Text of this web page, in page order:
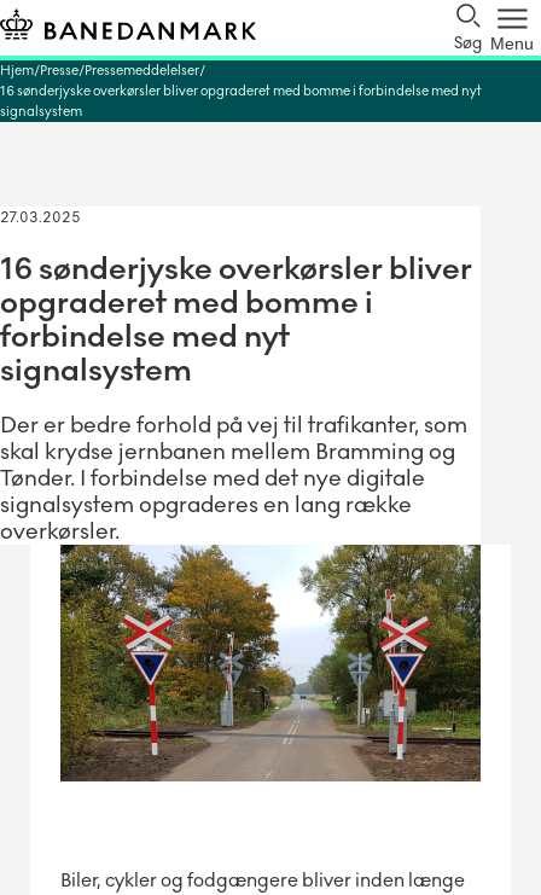
Søg Menu
Hjem Presse Pressemeddelelser
16 sønderjyske overkørsler bliver opgraderet med bomme i forbindelse med nyt
signalsystem
27.03.2025
16 sønderjyske overkørsler bliver
opgraderet med bomme i
forbindelse med nyt
signalsystem
Der er bedre forhold på vej til trafikanter, som
skal krydse jernbanen mellem Bramming og
Tønder. I forbindelse med det nye digitale
signalsystem opgraderes en lang række
overkørsler.
Biler, cykler og fodgængere bliver inden længe